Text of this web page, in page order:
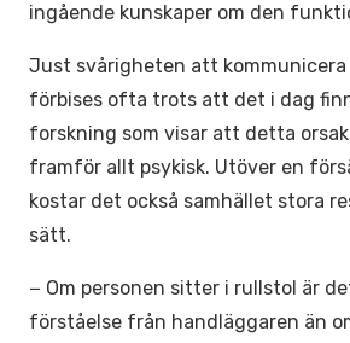
ingående kunskaper om den
Just svårigheten att kommunicera
förbises ofta trots att det i dag
forskning som visar att detta
framför allt psykisk. Utöver en
kostar det också samhället stora
sätt.
− Om personen sitter i rullstol är
förståelse från handläggaren än